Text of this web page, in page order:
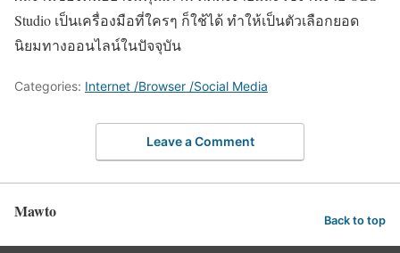
Studio เป็นเครื่องมือที่ใครๆ ก็ใช้ได้ ทำให้เป็นตัวเลือกยอด
นิยมทางออนไลน์ในปัจจุบัน
Categories: Internet /Browser /Social Media
Leave a Comment
Mawto Back to top